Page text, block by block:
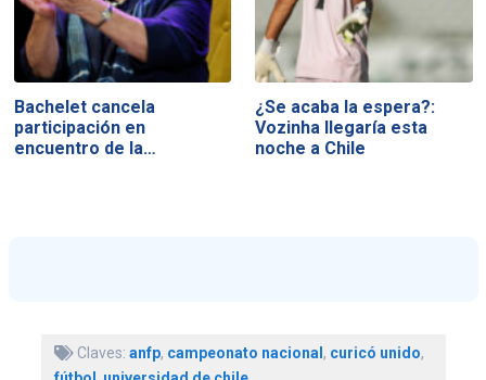
Bachelet cancela
participación en
encuentro de la…
¿Se acaba la espera?:
Vozinha llegaría esta
noche a Chile
Claves: anfp, campeonato nacional , curicó unido,